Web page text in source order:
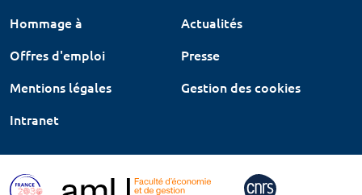
Hommage à
Actualités
Offres d'emploi
Presse
Mentions légales
Gestion des cookies
Intranet